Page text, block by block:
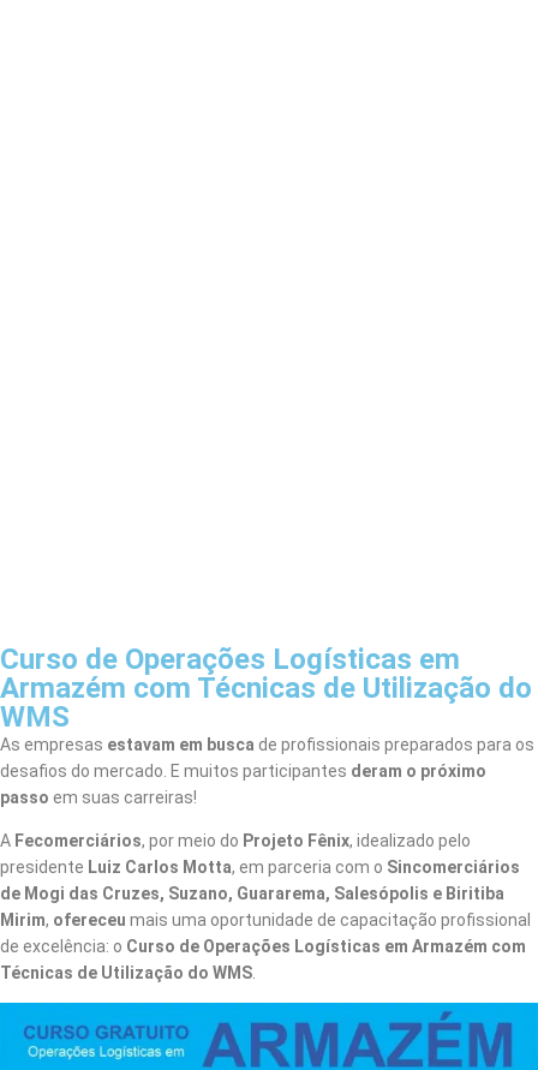
Curso de Operações Logísticas em
Armazém com Técnicas de Utilização do
WMS
As empresas estavam em busca de profissionais preparados para os
desafios do mercado. E muitos participantes deram o próximo
passo em suas carreiras!
A Fecomerciários, por meio do Projeto Fênix, idealizado pelo
presidente Luiz Carlos Motta, em parceria com o Sincomerciários
de Mogi das Cruzes, Suzano, Guararema, Salesópolis e Biritiba
Mirim, ofereceu mais uma oportunidade de capacitação profissional
de excelência: o Curso de Operações Logísticas em Armazém com
Técnicas de Utilização do WMS